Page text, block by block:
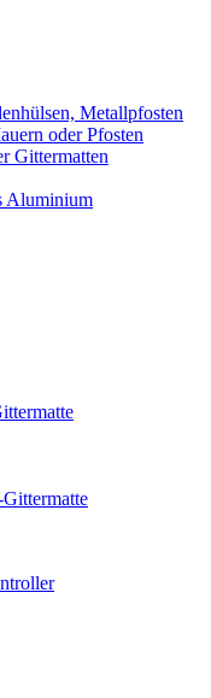
Metallpfosten
oder Pfosten
Gittermatten
Aluminium